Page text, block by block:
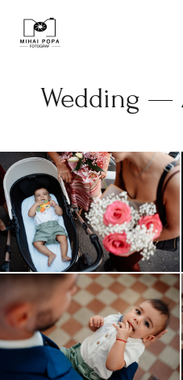
Wedding —